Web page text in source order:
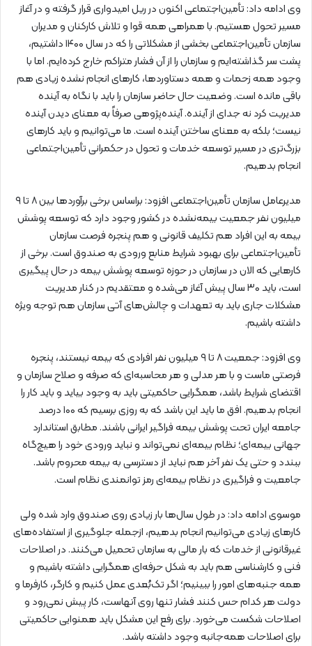
وی ادامه داد: تأمین‌اجتماعی اکنون در ریل امیدواری قرار گرفته و در آغاز
مسیر تحول هستیم. با همراهی همه قوا و تلاش کارکنان و مدیران
سازمان تأمین‌اجتماعی بخشی از مشکلاتی را که در سال ۱۴۰۰ داشتیم،
پشت سر گذاشته‌ایم و سازمان را از آن فشار متراکم خارج کرده‌ایم. اما با
وجود همه زحمات و همه دستاوردها، کارهای انجام نشده زیادی هم
باقی مانده است. وضعیت حال حاضر سازمان را باید با نگاه به آینده
مدیریت کرد نه جدای از آینده. آینده‌پژوهی صرفاً به معنای دیدن آینده
نیست؛ بلکه به معنای ساختن آینده است. ما می‌توانیم و باید کارهای
بزرگ‌تری در مسیر توسعه خدمات و تحول در حکمرانی تأمین‌اجتماعی
انجام بدهیم.
مدیرعامل سازمان تأمین‌اجتماعی افزود: براساس برخی برآوردها بین ۸ تا ۹
میلیون نفر جمعیت بیمه‌نشده در کشور وجود دارد که توسعه پوشش
بیمه به این افراد هم تکلیف قانونی و هم پنجره فرصت سازمان
تأمین‌اجتماعی برای بهبود شرایط منابع ورودی به صندوق است. برخی از
کارهایی که الان در سازمان در حوزه توسعه پوشش بیمه در حال پیگیری
است، باید ۳۰ سال پیش آغاز می‌شده و معتقدیم در کنار مدیریت
مشکلات جاری باید به تعهدات و چالش‌های آتی سازمان هم توجه ویژه
داشته باشیم.
وی افزود: جمعیت ۸ تا ۹ میلیون نفر افرادی که بیمه نیستند، پنجره
فرصتی ماست و با هر مدلی و هر محاسبه‌ای که صرفه و صلاح سازمان و
اقتضای شرایط باشد، همگرایی حاکمیتی باید به وجود بیاید و باید کار را
انجام بدهیم. افق ما باید این باشد که به روزی برسیم که ۱۰۰ درصد
جامعه ایران تحت پوشش بیمه فراگیر ایرانی باشند. مطابق استاندارد
جهانی بیمه‌ای؛ نظام بیمه‌ای نمی‌تواند و نباید ورودی خود را هیچ‌گاه
ببندد و حتی یک نفر آخر هم نباید از دسترسی به بیمه محروم باشد.
جامعیت و فراگیری در نظام بیمه‌ای رمز توانمندی نظام است.
موسوی ادامه داد: در طول سال‌ها بار زیادی روی صندوق وارد شده ولی
کارهای زیادی می‌توانیم انجام بدهیم، ازجمله جلوگیری از استفاده‌های
غیرقانونی از خدمات که بار مالی به سازمان تحمیل می‌کنند. در اصلاحات
فنی و کارشناسی هم باید به شکل حرفه‌ای همگرایی داشته باشیم و
همه جنبه‌های امور را ببینیم؛ اگر تک‌بُعدی عمل کنیم و کارگر، کارفرما و
دولت هر کدام حس کنند فشار تنها روی آنهاست، کار پیش نمی‌رود و
اصلاحات شکست می‌خورد. برای رفع این مشکل باید همنوایی حاکمیتی
برای اصلاحات همه‌جانبه وجود داشته باشد.